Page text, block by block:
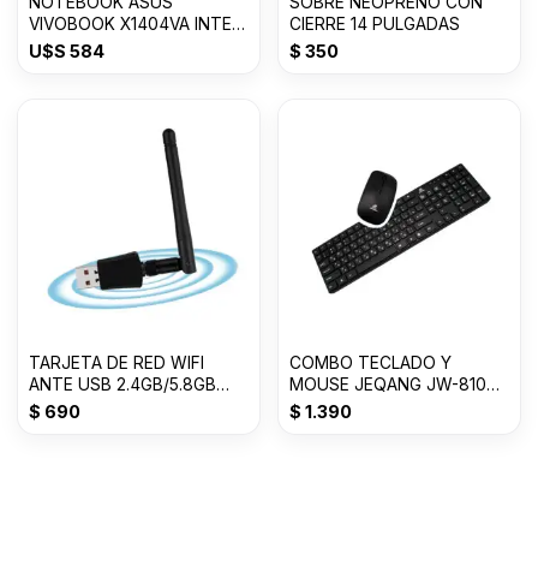
VIVOBOOK X1404VA INTEL
CORE i3 8GB/128GB SSD
U$S 584
CIERRE 14 PULGADAS
$ 350
TARJETA DE RED WIFI
ANTE USB 2.4GB/5.8GB
600M
$ 690
COMBO TECLADO Y
MOUSE JEQANG JW-8100
2.4G 10M USB GTB-14081-
$ 1.390